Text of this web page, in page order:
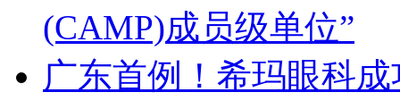
(CAMP)成员级单位”
广东首例！希玛眼科